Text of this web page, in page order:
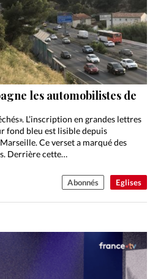
Eglises
les automobilistes de
L’inscription en grandes lettres
fond bleu est lisible depuis
Ce verset a marqué des
Derrière cette…
Abonnés